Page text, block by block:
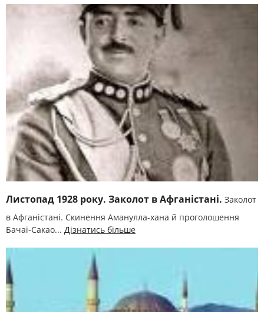
Листопад 1928 року. Заколот в Афганістані. Заколот
в Афганістані. Скинення Аманулла-хана й проголошення
Бачаі-Сакао... Дізнатись більше